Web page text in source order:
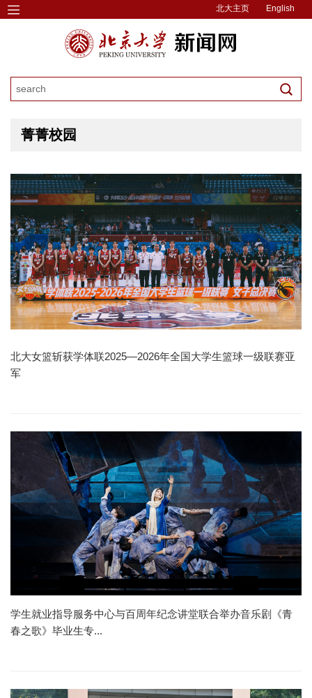
北大主页 English
菁菁校园
北大女篮斩获学体联2025—2026年全国大学生篮球一级联赛亚
军
学生就业指导服务中心与百周年纪念讲堂联合举办音乐剧《青
春之歌》毕业生专...